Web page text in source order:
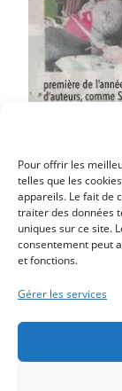
Pour offrir les
telles que les
appareils. Le fait de
traiter des données
uniques sur ce site.
consentement peut
et fonctions.
Gérer les services
Article
UNE
GÉNÉRATIONS
SUCCÈS